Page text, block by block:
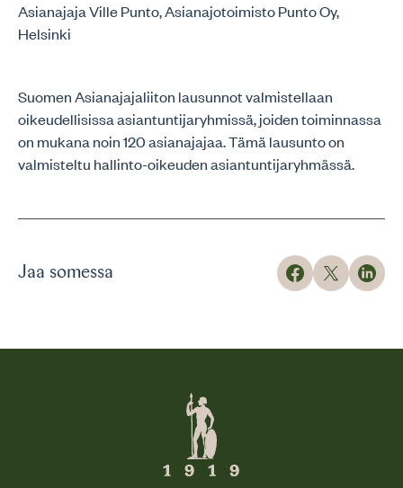
Asianajaja Ville Punto, Asianajotoimisto Punto Oy,
Helsinki
Suomen Asianajajaliiton lausunnot valmistellaan
oikeudellisissa asiantuntijaryhmissä, joiden toiminnassa
on mukana noin 120 asianajajaa. Tämä lausunto on
valmisteltu hallinto-oikeuden asiantuntijaryhmässä.
Jaa somessa